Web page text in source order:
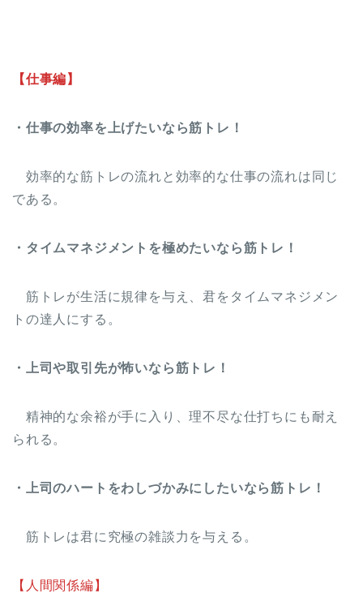
【仕事編】
・仕事の効率を上げたいなら筋トレ！
効率的な筋トレの流れと効率的な仕事の流れは同じ
である。
・タイムマネジメントを極めたいなら筋トレ！
筋トレが生活に規律を与え、君をタイムマネジメン
トの達人にする。
・上司や取引先が怖いなら筋トレ！
精神的な余裕が手に入り、理不尽な仕打ちにも耐え
られる。
・上司のハートをわしづかみにしたいなら筋トレ！
筋トレは君に究極の雑談力を与える。
【人間関係編】